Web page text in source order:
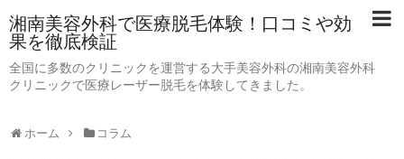
湘南美容外科で医療脱毛体験！口コミや効
果を徹底検証
全国に多数のクリニックを運営する大手美容外科の湘南美容外科
クリニックで医療レーザー脱毛を体験してきました。
ホーム コラム